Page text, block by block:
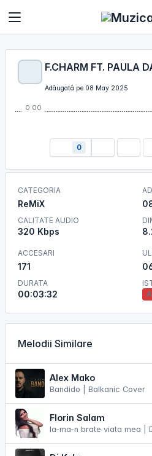
Adăugată pe 08 May 2025
0:00
0
CATEGORIA
ReMiX
CALITATE AUDIO
320 Kbps
ACCESARI
171
DURATA
00:03:32
Melodii Similare
Alex Mako
Bandido | Balkanic Cover
Florin Salam